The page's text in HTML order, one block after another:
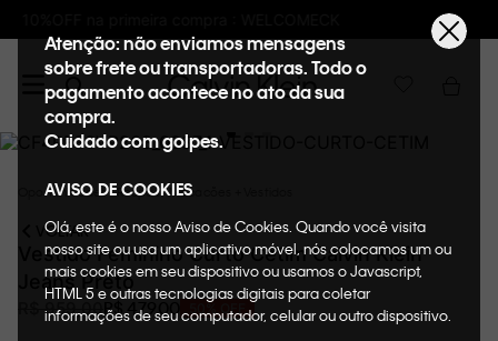
Frete GRÁTIS nas compras acima de
Atenção: não enviamos mensagens
sobre frete ou transportadoras. Todo o
pagamento acontece no ato da sua
compra.
Cuidado com golpes.
AVISO DE COOKIES
Olá, este é o nosso Aviso de Cookies. Quando você visita
nosso site ou usa um aplicativo móvel, nós colocamos um ou
mais cookies em seu dispositivo ou usamos o Javascript,
HTML 5 e outras tecnologias digitais para coletar
informações de seu computador, celular ou outro dispositivo.
Oportunidades Roupas Macacões + Vestidos
VOLTAR
Vestido Feminino Curto Cetim Calvin Klein
Jeans Preto
959 R$ 479,00 OFF